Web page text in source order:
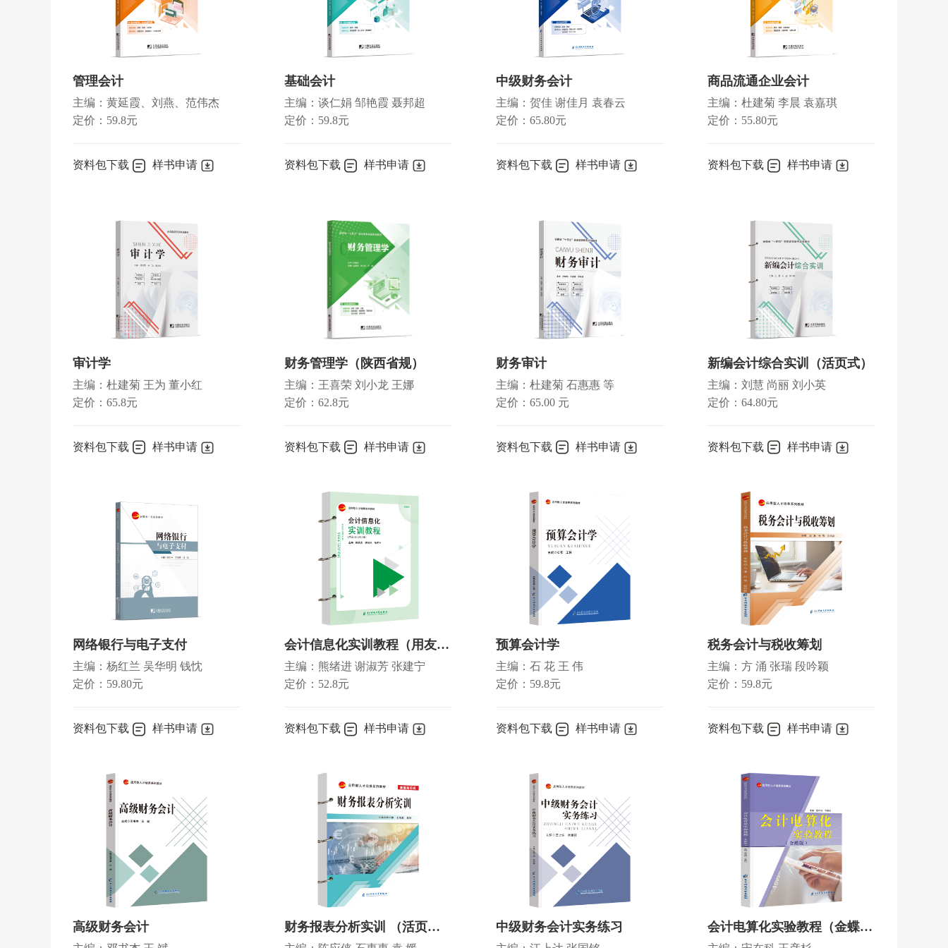
第二节 审计重要性 ／096
第七章 审计证据和审计工作底稿 ／107
第一节 审计证据 ／108
第三节 分析程序 ／127
第四节 审计工作底稿 ／132
第八章 风险识别与评估 ／139
第二节 了解被审计单位及其环境和适用的财务报告编制基础 ／144
第九章 风险应对 ／173
第一节 总体应对措施 ／174
第二节 进一步审计程序 ／175
第三节 控制测试 ／177
第四节 实质性程序 ／182
第十章 审计抽样 ／187
第一节 审计抽样的基本知识 ／188
第二节 审计抽样的基本步骤 ／191
第二节 采购与付款循环审计 ／224
第十二章 完成审计工作与出具审计报告 ／235
第一节 完成审计工作 ／236
第二节 出具审计报告 ／241
参考文献
管理会计
主编：黄延霞、刘燕、范伟杰
定价：59.8元
资料包下载 样书申请
基础会计
主编：谈仁娟 邹艳霞 聂邦超
定价：59.8元
资料包下载 样书申请
中级财务会计
主编：贺佳 谢佳月 袁春云
定价：65.80元
资料包下载 样书申请
商品流通企业会计
主编：杜建菊 李晨 袁嘉琪
定价：55.80元
资料包下载 样书申请
审计学
主编：杜建菊 王为 董小红
定价：65.8元
资料包下载 样书申请
财务管理学（陕西省规）
主编：王喜荣 刘小龙 王娜
定价：62.8元
资料包下载 样书申请
财务审计
主编：杜建菊 石惠惠 等
定价：65.00 元
资料包下载 样书申请
新编会计综合实训（活页式）
主编：刘慧 尚丽 刘小英
定价：64.80元
资料包下载 样书申请
网络银行与电子支付
主编：杨红兰 吴华明 钱忱
定价：59.80元
资料包下载 样书申请
会计信息化实训教程（用友U8V10.1版）（活页式 ）
主编：熊绪进 谢淑芳 张建宁
定价：52.8元
资料包下载 样书申请
预算会计学
主编：石 花 王 伟
定价：59.8元
资料包下载 样书申请
税务会计与税收筹划
主编：方 涌 张瑞 段吟颖
定价：59.8元
资料包下载 样书申请
高级财务会计 财务报表分析实训 （活页装订） 中级财务会计实务练习 会计电算化实验教程（金蝶K4）